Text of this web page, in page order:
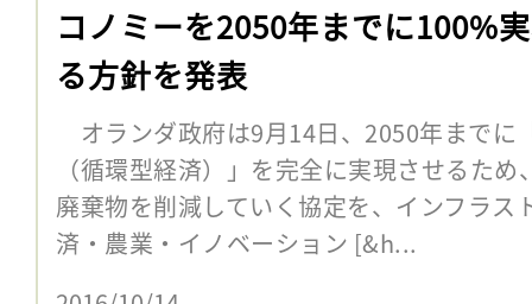
コノミーを2050年までに100%
る方針を発表
オランダ政府は9月14日、2050年までに
（循環型経済）」を完全に実現させるた
廃棄物を削減していく協定を、インフラス
済・農業・イノベーション [&h...